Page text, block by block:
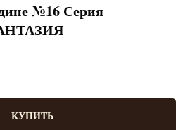
№16 Серия
КУПИТЬ